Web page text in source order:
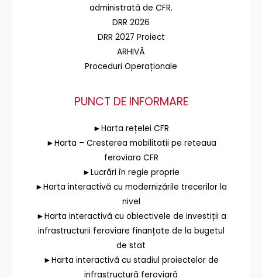
administrată de CFR.
DRR 2026
DRR 2027 Proiect
ARHIVĂ
Proceduri Operaționale
PUNCT DE INFORMARE
►Harta rețelei CFR
►Harta – Cresterea mobilitatii pe reteaua
feroviara CFR
►Lucrări în regie proprie
►Harta interactivă cu modernizările trecerilor la
nivel
►Harta interactivă cu obiectivele de investiții a
infrastructurii feroviare finanțate de la bugetul
de stat
►Harta interactivă cu stadiul proiectelor de
infrastructură feroviară